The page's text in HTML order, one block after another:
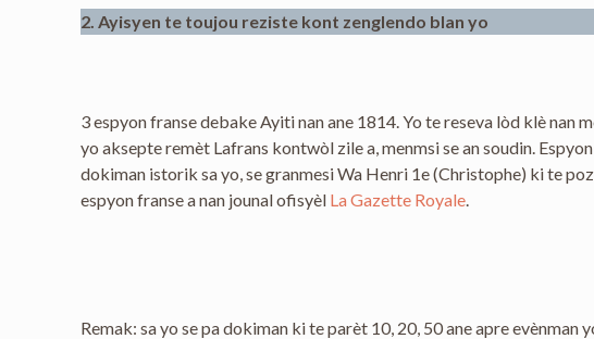
2. Ayisyen te toujou reziste kont zenglendo blan yo
3 espyon franse debake Ayiti nan ane 1814. Yo te reseva lòd klè
yo aksepte remèt Lafrans kontwòl zile a, menmsi se an soudin.
dokiman istorik sa yo, se granmesi Wa Henri 1e (Christophe) ki te
espyon franse a nan jounal ofisyèl La Gazette Royale.
Remak: sa yo se pa dokiman ki te parèt 10, 20, 50 ane apre